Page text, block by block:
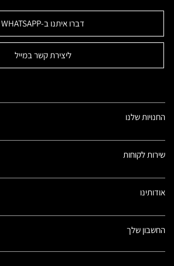
דברו איתנו ב-WHATSAPP
ליצירת קשר במייל
החנויות שלנו
שירות לקוחות
אודותינו
החשבון שלך